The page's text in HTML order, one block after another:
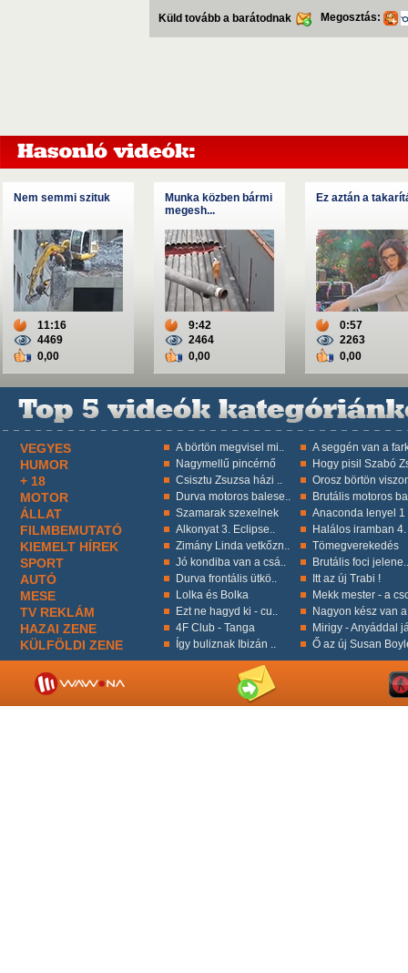
Küld tovább a barátodnak Megosztás:
Nem semmi szituk
11:16
4469
0,00
Munka közben bármi
megesh...
9:42
2464
0,00
Ez aztán a
0:57
2263
0,00
VEGYES A börtön megvisel mi.. A seggén van a
HUMOR Nagymellű pincérnő Hogy pisil Szabó
+ 18 Csisztu Zsuzsa házi .. Orosz börtön
MOTOR Durva motoros balese.. Brutális motoros
ÁLLAT Szamarak szexelnek Anaconda lenyel 1
FILMBEMUTATÓ Alkonyat 3. Eclipse.. Halálos iramban 4.
KIEMELT HÍREK Zimány Linda vetkőzn.. Tömegverekedés
SPORT Jó kondiba van a csá.. Brutális foci jelene..
AUTÓ Durva frontális ütkö.. Itt az új Trabi !
MESE Lolka és Bolka Mekk mester - a
TV REKLÁM Ezt ne hagyd ki - cu.. Nagyon kész van
HAZAI ZENE 4F Club - Tanga Mirigy - Anyáddal
KÜLFÖLDI ZENE Így buliznak Ibizán .. Ő az új Susan